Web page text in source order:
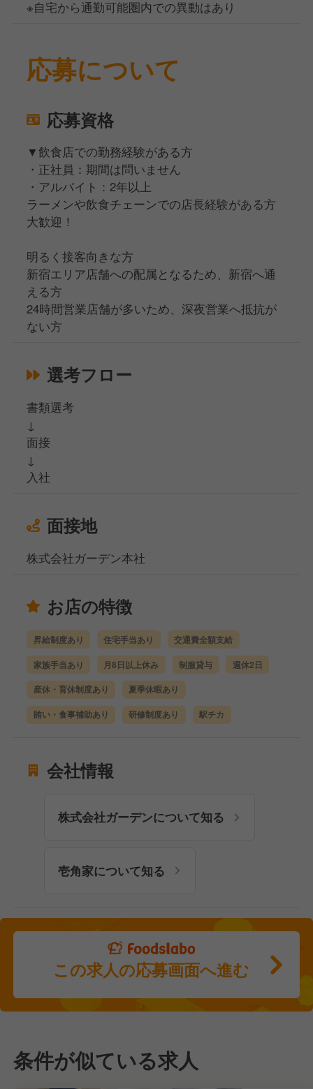
※自宅から通勤可能圏内での異動はあり
応募について
応募資格
▼飲食店での勤務経験がある方
・正社員：期間は問いません
・アルバイト：2年以上
ラーメンや飲食チェーンでの店長経験がある方
大歓迎！
明るく接客向きな方
新宿エリア店舗への配属となるため、新宿へ通
える方
24時間営業店舗が多いため、深夜営業へ抵抗が
ない方
選考フロー
書類選考
↓
面接
↓
入社
面接地
株式会社ガーデン本社
お店の特徴
昇給制度あり 住宅手当あり 交通費全額支給
家族手当あり 月8日以上休み 制服貸与 週休2日
産休・育休制度あり 夏季休暇あり
賄い・食事補助あり 研修制度あり 駅チカ
会社情報
株式会社ガーデンについて知る
壱角家について知る
この求人の応募画面へ進む
条件が似ている求人